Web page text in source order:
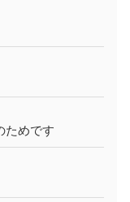
ためです